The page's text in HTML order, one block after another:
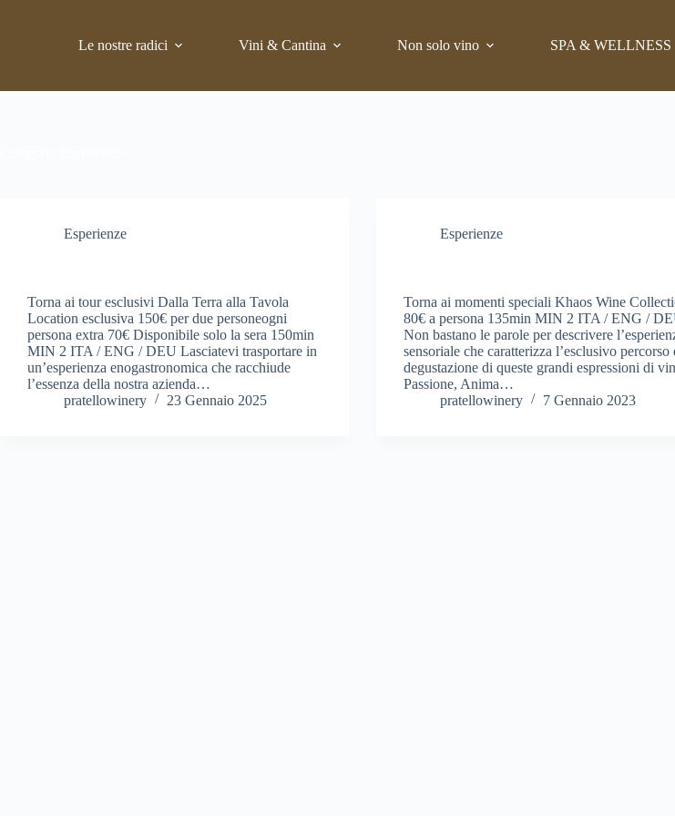
Le nostre radici Vini & Cantina Non solo vino SPA & WELLNESS
Esperienze
Torna ai tour esclusivi Dalla Terra alla Tavola
Location esclusiva 150€ per due personeogni
persona extra 70€ Disponibile solo la sera 150min
MIN 2 ITA / ENG / DEU Lasciatevi trasportare in
un’esperienza enogastronomica che racchiude
l’essenza della nostra azienda…
pratellowinery
23 Gennaio 2025
Esperienze
Torna ai momenti speciali Khaos Wine
80€ a persona 135min MIN 2 ITA / ENG /
Non bastano le parole per descrivere
sensoriale che caratterizza l’esclusivo percorso
degustazione di queste grandi espressioni di
Passione, Anima…
pratellowinery
7 Gennaio 2023